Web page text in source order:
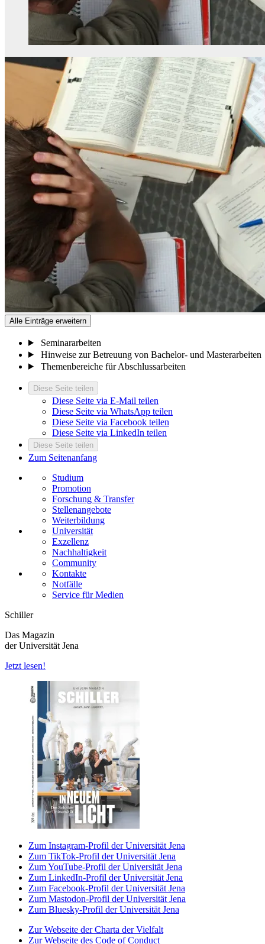
Alle Einträge erweitern
Seminararbeiten
Hinweise zur Betreuung von Bachelor- und Masterarbeiten
Themenbereiche für Abschlussarbeiten
Diese Seite teilen
Diese Seite via E-Mail teilen
Diese Seite via WhatsApp teilen
Diese Seite via Facebook teilen
Diese Seite via LinkedIn teilen
Diese Seite teilen
Zum Seitenanfang
Studium
Promotion
Forschung & Transfer
Stellenangebote
Weiterbildung
Universität
Exzellenz
Nachhaltigkeit
Community
Kontakte
Notfälle
Service für Medien
Schiller
Das Magazin
der Universität Jena
Jetzt lesen!
Zum Instagram-Profil der Universität Jena
Zum TikTok-Profil der Universität Jena
Zum YouTube-Profil der Universität Jena
Zum LinkedIn-Profil der Universität Jena
Zum Facebook-Profil der Universität Jena
Zum Mastodon-Profil der Universität Jena
Zum Bluesky-Profil der Universität Jena
Zur Webseite der Charta der Vielfalt
Zur Webseite des Code of Conduct